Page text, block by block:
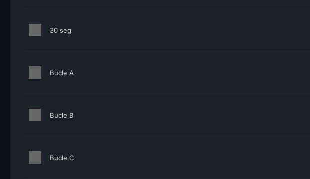
30 seg
Bucle A
Bucle B
Bucle C